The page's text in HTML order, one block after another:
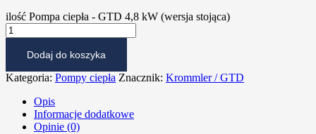
ilość Pompa ciepła - GTD 4,8 kW (wersja stojąca)
Dodaj do koszyka
Kategoria: Pompy ciepła Znacznik: Krommler / GTD
Opis
Informacje dodatkowe
Opinie (0)